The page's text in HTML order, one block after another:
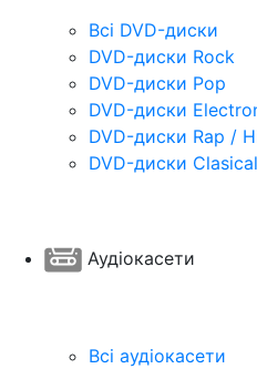
Всі DVD-диски
DVD-диски Rock
DVD-диски Pop
DVD-диски
DVD-диски Rap /
DVD-диски Clasical
Аудіокасети
Всі аудіокасети